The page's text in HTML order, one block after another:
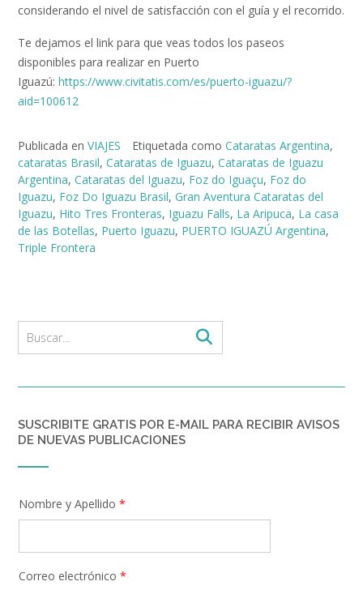
considerando el nivel de satisfacción con el guía y el recorrido.
Te dejamos el link para que veas todos los paseos
disponibles para realizar en Puerto
Iguazú: https://www.civitatis.com/es/puerto-iguazu/?
aid=100612
Publicada en VIAJES Etiquetada como Cataratas Argentina,
cataratas Brasil, Cataratas de Iguazu, Cataratas de Iguazu
Argentina, Cataratas del Iguazu, Foz do Iguaçu, Foz do
Iguazu, Foz Do Iguazu Brasil, Gran Aventura Cataratas del
Iguazu, Hito Tres Fronteras, Iguazu Falls, La Aripuca, La casa
de las Botellas, Puerto Iguazu, PUERTO IGUAZÚ Argentina,
Triple Frontera
SUSCRIBITE GRATIS POR E-MAIL PARA RECIBIR AVISOS
DE NUEVAS PUBLICACIONES
Nombre y Apellido *
Correo electrónico *